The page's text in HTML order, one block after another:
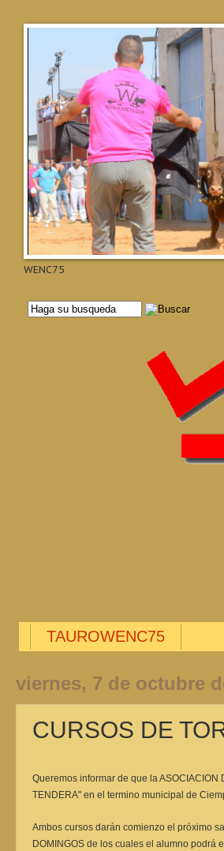
WENC75
TAUROWENC75
viernes, 7 de octubre
CURSOS DE
Queremos informar de que la
TENDERA" en el termino municipal de
Ambos cursos darán comienzo el próximo
DOMINGOS de los cuales el alumno podrá